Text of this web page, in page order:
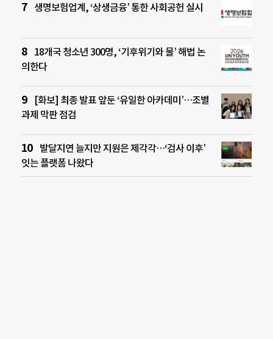
생명보험업계, ‘상생금융’ 통한 사회공헌 실시
18개국 청소년 300명, ‘기후위기와 물’ 해법 논
의한다
[화보] 최종 발표 앞둔 ‘유일한 아카데미’…조별
과제 막판 점검
발달지연 늘지만 지원은 제각각…‘검사 이후’
잇는 플랫폼 나왔다